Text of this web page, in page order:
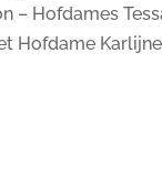
– Hofdames
Hofdame